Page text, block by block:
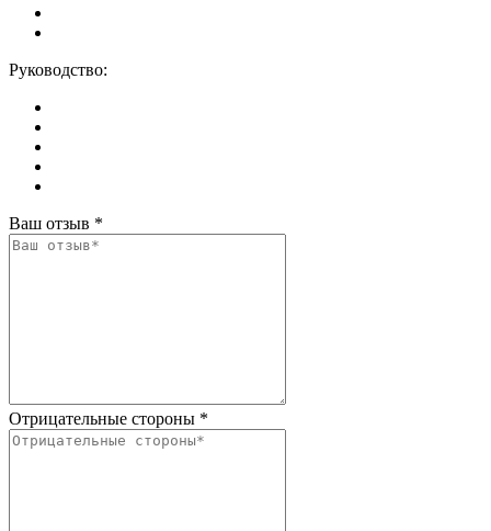
Руководство:
Ваш отзыв *
Отрицательные стороны *